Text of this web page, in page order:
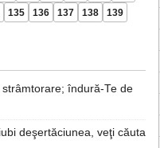
135 136 137 138
139
îndură-Te de
deşertăciunea, veţi căuta